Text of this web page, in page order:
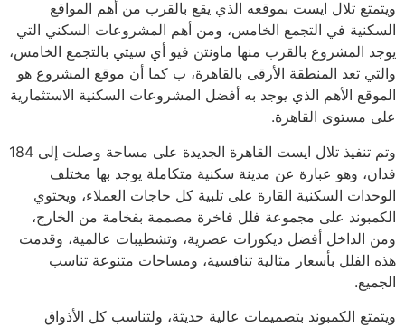
ويتمتع تلال ايست بموقعه الذي يقع بالقرب من أهم المواقع
السكنية في التجمع الخامس، ومن أهم المشروعات السكني التي
يوجد المشروع بالقرب منها ماونتن فيو أي سيتي بالتجمع الخامس،
والتي تعد المنطقة الأرقى بالقاهرة، ب كما أن موقع المشروع هو
الموقع الأهم الذي يوجد به أفضل المشروعات السكنية الاستثمارية
على مستوى القاهرة.
وتم تنفيذ تلال ايست القاهرة الجديدة على مساحة وصلت إلى 184
فدان، وهو عبارة عن مدينة سكنية متكاملة يوجد بها مختلف
الوحدات السكنية القارة على تلبية كل حاجات العملاء، ويحتوي
الكمبوند على مجموعة فلل فاخرة مصممة بفخامة من الخارج،
ومن الداخل أفضل ديكورات عصرية، وتشطيبات عالمية، وقدمت
هذه الفلل بأسعار مثالية تنافسية، ومساحات متنوعة تناسب
الجميع.
ويتمتع الكمبوند بتصميمات عالية حديثة، ولتناسب كل الأذواق